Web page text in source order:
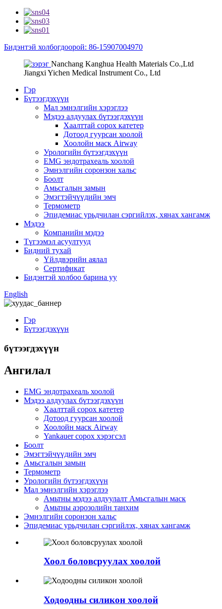
Бидэнтэй холбогдоорой: 86-15907004970
Nanchang Kanghua Health Materials Co.,Ltd
Jiangxi Yichen Medical Instrument Co., Ltd
Гэр
Бүтээгдэхүүн
Мал эмнэлгийн хэрэглээ
Мэдээ алдуулах бүтээгдэхүүн
Хаалттай сорох катетер
Дотоод гуурсан хоолой
Хоолойн маск Airway
Урологийн бүтээгдэхүүн
EMG эндотрахеаль хоолой
Эмнэлгийн соронзон хальс
Боолт
Амьсгалын замын
Эмэгтэйчүүдийн эмч
Термометр
Эпидемиас урьдчилан сэргийлэх, хянах хангамж
Мэдээ
Компанийн мэдээ
Түгээмэл асуултууд
Бидний тухай
Үйлдвэрийн аялал
Сертификат
Бидэнтэй холбоо барина уу
English
Гэр
Бүтээгдэхүүн
бүтээгдэхүүн
Ангилал
EMG эндотрахеаль хоолой
Мэдээ алдуулах бүтээгдэхүүн
Хаалттай сорох катетер
Дотоод гуурсан хоолой
Хоолойн маск Airway
Yankauer сорох хэрэгсэл
Боолт
Эмэгтэйчүүдийн эмч
Амьсгалын замын
Термометр
Урологийн бүтээгдэхүүн
Мал эмнэлгийн хэрэглээ
Амьтны мэдээ алдуулалт Амьсгалын маск
Амьтны аэрозолийн танхим
Эмнэлгийн соронзон хальс
Эпидемиас урьдчилан сэргийлэх, хянах хангамж
Хоол боловсруулах хоолой
Ходоодны силикон хоолой